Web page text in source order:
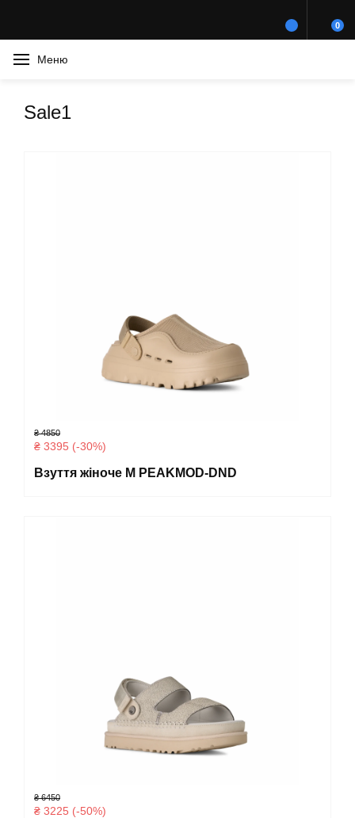
0
Меню
Sale1
₴ 4850
₴ 3395 (-30%)
Взуття жіноче M PEAKMOD-DND
₴ 6450
₴ 3225 (-50%)